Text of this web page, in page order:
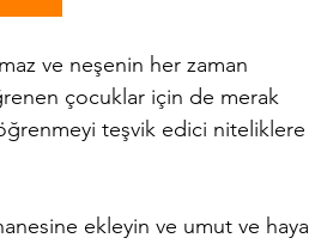
ve neşenin her zaman
çocuklar için de merak
teşvik edici niteliklere
ekleyin ve umut ve hayal